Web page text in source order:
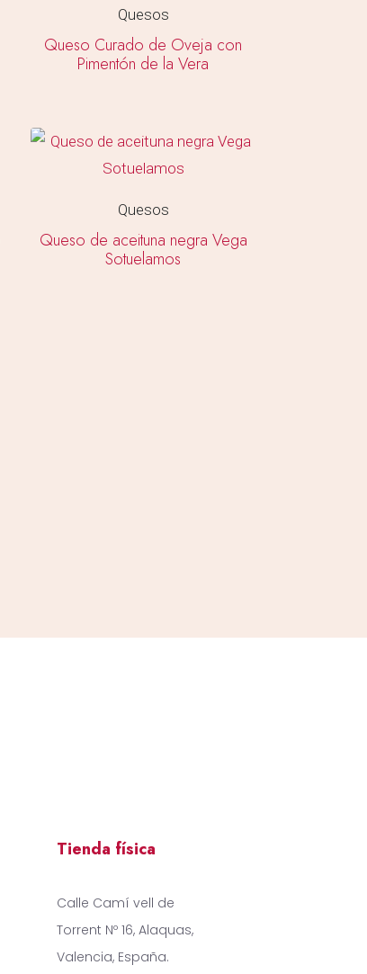
Quesos
Queso Curado de Oveja con
Pimentón de la Vera
Quesos
Queso de aceituna negra Vega
Sotuelamos
Tienda física
Calle Camí vell de
Torrent Nº 16, Alaquas,
Valencia, España.